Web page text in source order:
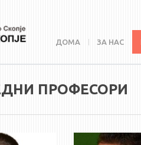
ДОМА ЗА НАС
ПРОФЕСОРИ